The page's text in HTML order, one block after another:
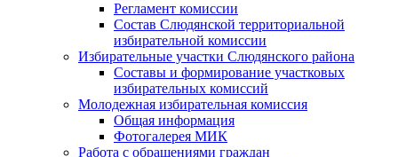
Регламент комиссии
Состав Слюдянской территориальной
избирательной комиссии
Избирательные участки Слюдянского района
Составы и формирование участковых
избирательных комиссий
Молодежная избирательная комиссия
Общая информация
Фотогалерея МИК
Работа с обращениями граждан